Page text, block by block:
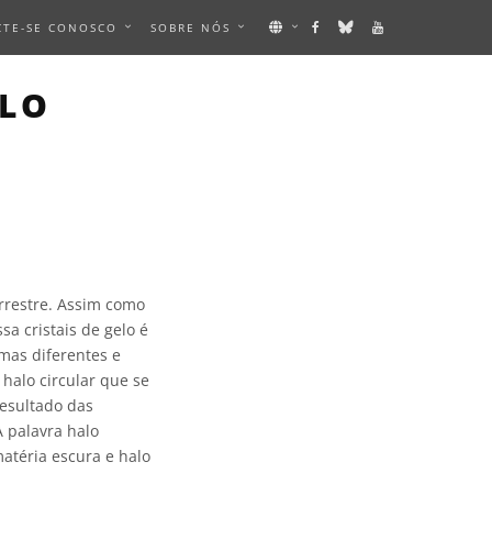
SE CONOSCO SOBRE NÓS
Assim como
cristais de gelo é
diferentes e
circular que se
das
palavra halo
escura e halo